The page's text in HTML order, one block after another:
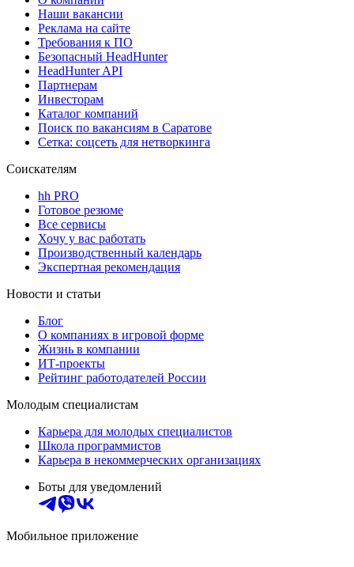
Наши вакансии
Реклама на сайте
Требования к ПО
Безопасный HeadHunter
HeadHunter API
Партнерам
Инвесторам
Каталог компаний
Поиск по вакансиям в Саратове
Сетка: соцсеть для нетворкинга
Соискателям
hh PRO
Готовое резюме
Все сервисы
Хочу у вас работать
Производственный календарь
Экспертная рекомендация
Новости и статьи
Блог
О компаниях в игровой форме
Жизнь в компании
ИТ-проекты
Рейтинг работодателей России
Молодым специалистам
Карьера для молодых специалистов
Школа программистов
Карьера в некоммерческих организациях
Боты для уведомлений
Мобильное приложение